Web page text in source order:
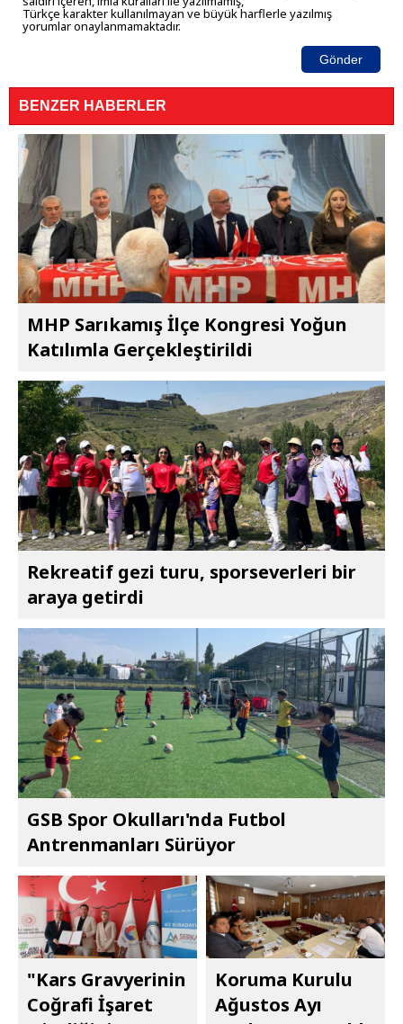
Türkçe karakter kullanılmayan ve büyük harflerle yazılmış
yorumlar onaylanmamaktadır.
Gönder
BENZER HABERLER
MHP Sarıkamış İlçe Kongresi Yoğun
Katılımla Gerçekleştirildi
Rekreatif gezi turu, sporseverleri bir
araya getirdi
GSB Spor Okulları'nda Futbol
Antrenmanları Sürüyor
"Kars Gravyerinin
Coğrafi İşaret
Koruma Kurulu
Ağustos Ayı